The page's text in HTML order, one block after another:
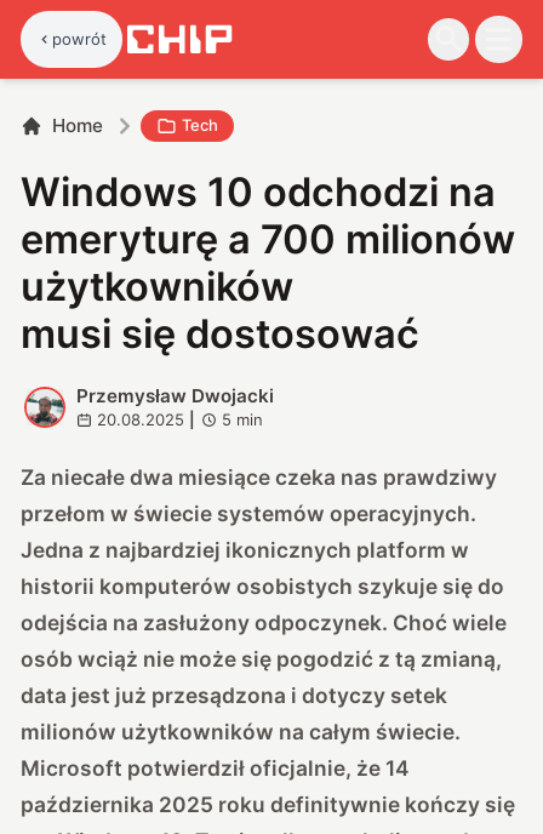
powrót
Home Tech
Windows 10 odchodzi na
emeryturę a 700 milionów
użytkowników
musi się dostosować
P
Przemysław Dwojacki
20.08.2025 5 min
Za niecałe dwa miesiące czeka nas prawdziwy
przełom w świecie systemów operacyjnych.
Jedna z najbardziej ikonicznych platform w
historii komputerów osobistych szykuje się do
odejścia na zasłużony odpoczynek. Choć wiele
osób wciąż nie może się pogodzić z tą zmianą,
data jest już przesądzona i dotyczy setek
milionów użytkowników na całym świecie.
Microsoft potwierdził oficjalnie, że 14
października 2025 roku definitywnie kończy się